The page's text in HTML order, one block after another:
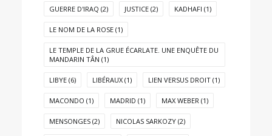
GUERRE D'IRAQ (2) JUSTICE (2) KADHAFI (1)
LE NOM DE LA ROSE (1)
LE TEMPLE DE LA GRUE ÉCARLATE. UNE ENQUÊTE DU
MANDARIN TÂN (1)
LIBYE (6) LIBÉRAUX (1) LIEN VERSUS DROIT (1)
MACONDO (1) MADRID (1) MAX WEBER (1)
MENSONGES (2) NICOLAS SARKOZY (2)